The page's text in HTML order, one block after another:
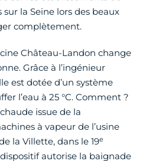
sur la Seine lors des beaux
complètement.
Château-Landon change
Grâce à l’ingénieur
est dotée d’un système
l’eau à 25 °C. Comment ?
issue de la
à vapeur de l’usine
la Villette, dans le 19e
autorise la baignade